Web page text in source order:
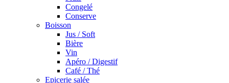
Congelé
Conserve
Boisson
Jus / Soft
Bière
Vin
Apéro / Digestif
Café / Thé
Epicerie salée